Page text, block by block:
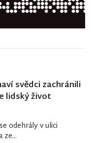
svědci zachránili
lidský život
odehrály v ulici
ze...